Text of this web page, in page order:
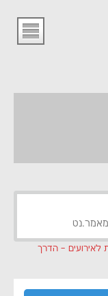
לאירועים – הדרך